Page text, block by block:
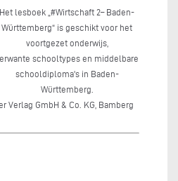
Het lesboek „#Wirtschaft 2– Baden-
Württemberg“ is geschikt voor het
voortgezet onderwijs,
schooltypes en middelbare
schooldiploma's in Baden-
Württemberg.
Verlag GmbH & Co. KG, Bamberg